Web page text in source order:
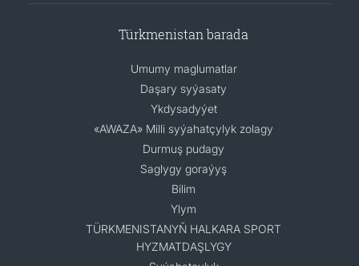
Türkmenistan barada
Umumy maglumatlar
Daşary syýasaty
Ykdysadyýet
«AWAZA» Milli syýahatçylyk zolagy
Durmuş pudagy
Saglygy goraýyş
Bilim
Ylym
TÜRKMENISTANYŇ HALKARA SPORT
HYZMATDAŞLYGY